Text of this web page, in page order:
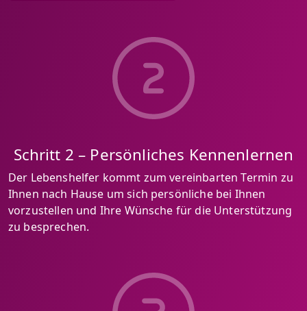
Schritt 2 – Persönliches Kennenlernen
Der Lebenshelfer kommt zum vereinbarten Termin zu
Ihnen nach Hause um sich persönliche bei Ihnen
vorzustellen und Ihre Wünsche für die Unterstützung
zu besprechen.